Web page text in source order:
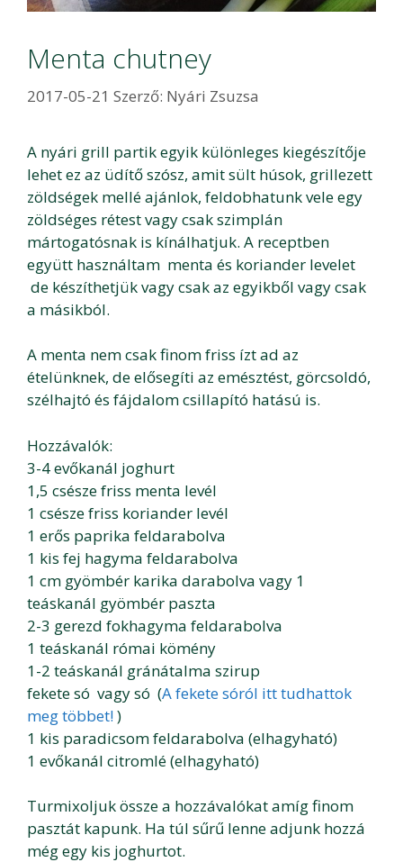
Menta chutney
2017-05-21 Szerző: Nyári Zsuzsa
A nyári grill partik egyik különleges kiegészítője
lehet ez az üdítő szósz, amit sült húsok, grillezett
zöldségek mellé ajánlok, feldobhatunk vele egy
zöldséges rétest vagy csak szimplán
mártogatósnak is kínálhatjuk. A receptben
együtt használtam menta és koriander levelet
de készíthetjük vagy csak az egyikből vagy csak
a másikból.
A menta nem csak finom friss ízt ad az
ételünknek, de elősegíti az emésztést, görcsoldó,
szélhajtó és fájdalom csillapító hatású is.
Hozzávalók:
3-4 evőkanál joghurt
1,5 csésze friss menta levél
1 csésze friss koriander levél
1 erős paprika feldarabolva
1 kis fej hagyma feldarabolva
1 cm gyömbér karika darabolva vagy 1
teáskanál gyömbér paszta
2-3 gerezd fokhagyma feldarabolva
1 teáskanál római kömény
1-2 teáskanál gránátalma szirup
fekete só vagy só (A fekete sóról itt tudhattok
meg többet!)
1 kis paradicsom feldarabolva (elhagyható)
1 evőkanál citromlé (elhagyható)
Turmixoljuk össze a hozzávalókat amíg finom
pasztát kapunk. Ha túl sűrű lenne adjunk hozzá
még egy kis joghurtot.